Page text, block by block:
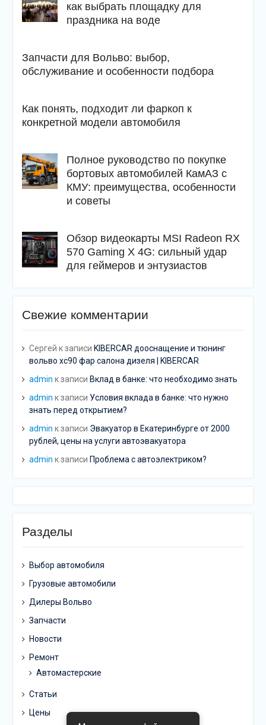
как выбрать площадку для
праздника на воде
Запчасти для Вольво: выбор,
обслуживание и особенности подбора
Как понять, подходит ли фаркоп к
конкретной модели автомобиля
Полное руководство по покупке
бортовых автомобилей КамАЗ с
КМУ: преимущества, особенности
и советы
Обзор видеокарты MSI Radeon RX
570 Gaming X 4G: сильный удар
для геймеров и энтузиастов
Свежие комментарии
Сергей к записи KIBERCAR дооснащение и тюнинг
вольво хс90 фар салона дизеля | KIBERCAR
admin к записи Вклад в банке: что необходимо знать
admin к записи Условия вклада в банке: что нужно
знать перед открытием?
admin к записи Эвакуатор в Екатеринбурге от 2000
рублей, цены на услуги автоэвакуатора
admin к записи Проблема с автоэлектриком?
Разделы
Выбор автомобиля
Грузовые автомобили
Дилеры Вольво
Запчасти
Новости
Ремонт
Автомастерские
Статьи
Цены